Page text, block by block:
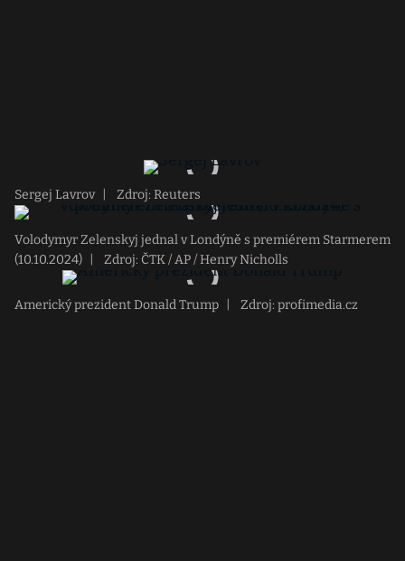
Sergej Lavrov Zdroj: Reuters
Volodymyr Zelenskyj jednal v Londýně s premiérem Starmerem
(10.10.2024)
Zdroj: ČTK / AP / Henry Nicholls
Americký prezident Donald Trump Zdroj: profimedia.cz